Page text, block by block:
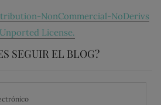
NonCommercial-NoDerivs
License.
SEGUIR EL BLOG?